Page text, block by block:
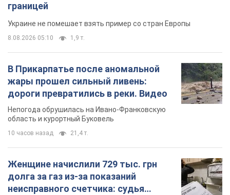
границей
Украине не помешает взять пример со стран Европы
8.08.2026 05:10 1,9 т.
В Прикарпатье после аномальной
жары прошел сильный ливень:
дороги превратились в реки. Видео
Непогода обрушилась на Ивано-Франковскую
область и курортный Буковель
10 часов назад 21,4 т.
Женщине начислили 729 тыс. грн
долга за газ из-за показаний
неисправного счетчика: судья